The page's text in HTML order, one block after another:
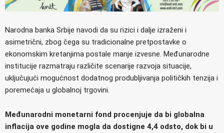
Narodna banka Srbije navodi da su rizici i dalje izraženi i
asimetrični, zbog čega su tradicionalne pretpostavke o
ekonomskim kretanjima postale manje izvesne. Međunarodne
institucije razmatraju različite scenarije razvoja situacije,
uključujući mogućnost dodatnog produbljivanja političkih tenzija i
poremećaja u globalnoj trgovini.
Međunarodni monetarni fond procenjuje da bi globalna
inflacija ove godine mogla da dostigne 4,4 odsto, dok bi u